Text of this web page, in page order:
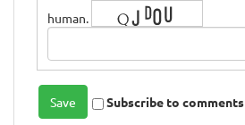
human.
Subscribe to comments